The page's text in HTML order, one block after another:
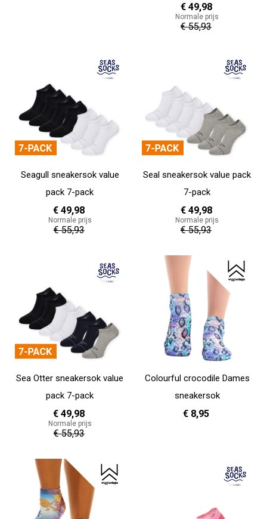
€ 49,98
Normale prijs
€ 55,93
In Winkelwagen
Seagull sneakersok value
pack 7-pack
€ 49,98
Normale prijs
€ 55,93
In Winkelwagen
Seal sneakersok value pack
7-pack
€ 49,98
Normale prijs
€ 55,93
In Winkelwagen
Sea Otter sneakersok value
pack 7-pack
€ 49,98
Normale prijs
€ 55,93
In Winkelwagen
Colourful crocodile Dames
sneakersok
€ 8,95